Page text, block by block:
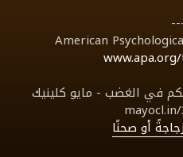
American
أو صحنًا